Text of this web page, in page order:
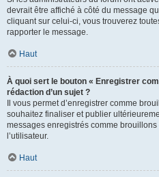
devrait être affiché à côté du message
cliquant sur celui-ci, vous trouverez
rapporter le message.
Haut
À quoi sert le bouton « Enregistrer
rédaction d’un sujet ?
Il vous permet d’enregistrer comme
souhaitez finaliser et publier
messages enregistrés comme
l’utilisateur.
Haut